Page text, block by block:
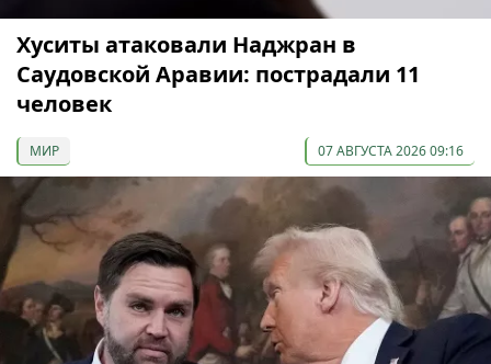
Хуситы атаковали Наджран в
Саудовской Аравии: пострадали 11
человек
МИР 07 АВГУСТА 2026 09:16